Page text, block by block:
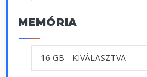
MEMÓRIA